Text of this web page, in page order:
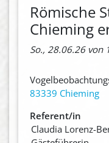
Römische
Chieming
So., 28.06.26 von
83339 Chieming
Referent/in
Claudia Lorenz-